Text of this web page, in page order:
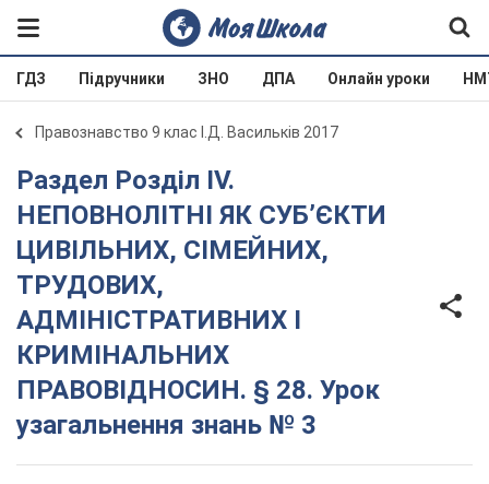
ГДЗ Підручники ЗНО ДПА Онлайн уроки
Правознавство 9 клас І.Д. Васильків 2017
Раздел Розділ IV.
НЕПОВНОЛІТНІ ЯК СУБ’ЄКТИ
ЦИВІЛЬНИХ, СІМЕЙНИХ,
ТРУДОВИХ,
АДМІНІСТРАТИВНИХ І
КРИМІНАЛЬНИХ
ПРАВОВІДНОСИН. § 28. Урок
узагальнення знань № 3